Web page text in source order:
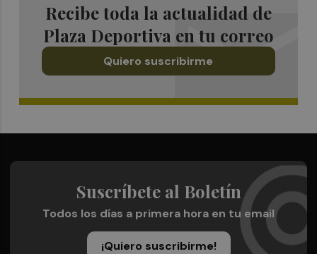
Recibe toda la actualidad de
Plaza Deportiva en tu correo
Quiero suscribirme
Suscríbete al Boletín
Todos los días a primera hora en tu email
¡Quiero suscribirme!